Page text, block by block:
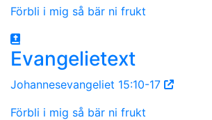
Förbli i mig så bär ni frukt
Evangelietext
Johannesevangeliet 15:10-17
Förbli i mig så bär ni frukt